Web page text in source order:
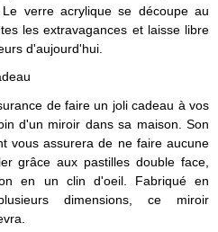
verre acrylique se découpe au
les extravagances et laisse libre
d'aujourd'hui.
de faire un joli cadeau à vos
d'un miroir dans sa maison. Son
vous assurera de ne faire aucune
grâce aux pastilles double face,
en un clin d'oeil. Fabriqué en
dimensions, ce miroir